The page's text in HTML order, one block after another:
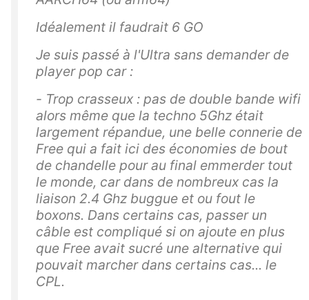
Idéalement il faudrait 6 GO
Je suis passé à l'Ultra sans demander de
player pop car :
- Trop crasseux : pas de double bande wifi
alors même que la techno 5Ghz était
largement répandue, une belle connerie de
Free qui a fait ici des économies de bout
de chandelle pour au final emmerder tout
le monde, car dans de nombreux cas la
liaison 2.4 Ghz buggue et ou fout le
boxons. Dans certains cas, passer un
câble est compliqué si on ajoute en plus
que Free avait sucré une alternative qui
pouvait marcher dans certains cas... le
CPL.